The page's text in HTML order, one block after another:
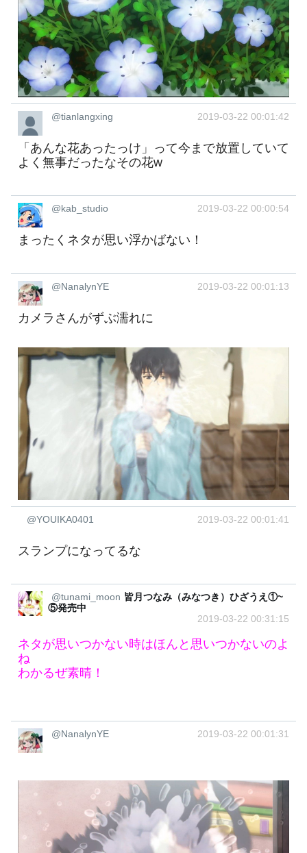
@tianlangxing 2019-03-22 00:01:42
「あんな花あったっけ」って今まで放置していて
よく無事だったなその花w
@kab_studio 2019-03-22 00:00:54
まったくネタが思い浮かばない！
@NanalynYE 2019-03-22 00:01:13
カメラさんがずぶ濡れに
@YOUIKA0401 2019-03-22 00:01:41
スランプになってるな
@tunami_moon 皆月つなみ（みなつき）ひざうえ①~
⑤発売中
2019-03-22 00:31:15
ネタが思いつかない時はほんと思いつかないのよ
ね
わかるぜ素晴！
@NanalynYE 2019-03-22 00:01:31